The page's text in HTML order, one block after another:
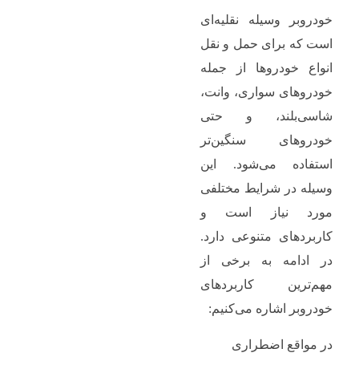
خودروبر وسیله نقلیه‌ای
است که برای حمل و نقل
انواع خودروها از جمله
خودروهای سواری، وانت،
شاسی‌بلند، و حتی
خودروهای سنگین‌تر
استفاده می‌شود. این
وسیله در شرایط مختلفی
مورد نیاز است و
کاربردهای متنوعی دارد.
در ادامه به برخی از
مهم‌ترین کاربردهای
خودروبر اشاره می‌کنیم:
در مواقع اضطراری